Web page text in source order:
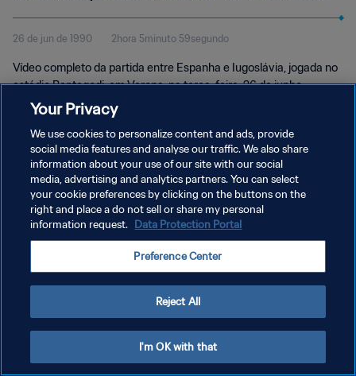
na Itália | Jogo Completo
26 de jun de 1990 2hora 5minuto 59segundo
Vídeo completo da partida entre Espanha e Iugoslávia, jogada no
estádio Bentegodi, em Verona, na terça-feira, 26 de junho.
POLÍTICA DE PRIVACIDADE
TERMOS DE SERVIÇO
ADMINISTRAR AS PREFERÊNCIAS DE COOKIES
Your Privacy
We use cookies to personalize content and ads, provide
social media features and analyse our traffic. We also share
information about your use of our site with our social
media, advertising and analytics partners. You can select
your cookie preferences by clicking on the buttons on the
right and place a do not sell or share my personal
information request. Data Protection Portal
Preference Center
Reject All
I'm OK with that